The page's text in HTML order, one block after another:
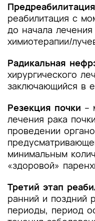
Предреабилитация
реабилитация с
до начала
химиотерапии/
Радикальная
хирургического
заключающийся в
Резекция почки –
лечения рака
проведении
минимальным
«здоровой»
Третий этап
ранний и поздний
периоды, период